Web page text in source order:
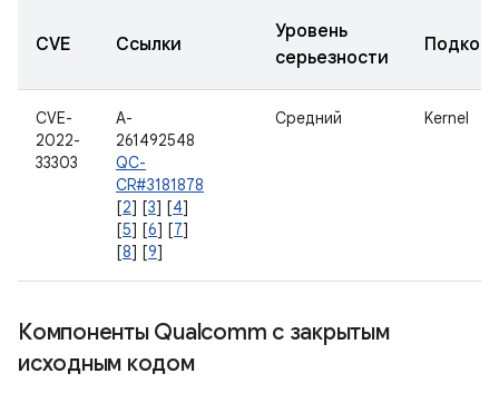
CVE Ссылки
Уровень
серьезности
CVE-
2022-
33303
A-
261492548
QC-
CR#3181878
[2] [3] [4]
[5] [6] [7]
[8] [9]
Средний Kernel
Компоненты Qualcomm с закрытым
исходным кодом